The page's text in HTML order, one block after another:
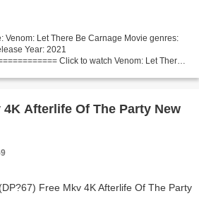
Venom: Let There Be Carnage Movie genres:
Year: 2021
Click to watch Venom: Let There
4K Afterlife Of The Party New